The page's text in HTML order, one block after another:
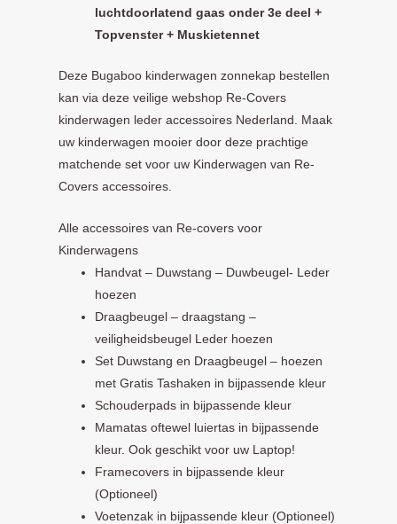
luchtdoorlatend gaas onder 3e deel +
Topvenster + Muskietennet
Deze Bugaboo kinderwagen zonnekap bestellen
kan via deze veilige webshop Re-Covers
kinderwagen leder accessoires Nederland. Maak
uw kinderwagen mooier door deze prachtige
matchende set voor uw Kinderwagen van Re-
Covers accessoires.
Alle accessoires van Re-covers voor
Kinderwagens
Handvat – Duwstang – Duwbeugel- Leder
hoezen
Draagbeugel – draagstang –
veiligheidsbeugel Leder hoezen
Set Duwstang en Draagbeugel – hoezen
met Gratis Tashaken in bijpassende kleur
Schouderpads in bijpassende kleur
Mamatas oftewel luiertas in bijpassende
kleur. Ook geschikt voor uw Laptop!
Framecovers in bijpassende kleur
(Optioneel)
Voetenzak in bijpassende kleur (Optioneel)